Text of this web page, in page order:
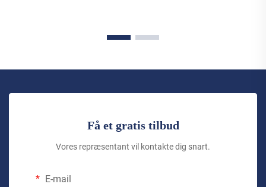
Få et gratis tilbud
Vores repræsentant vil kontakte dig snart.
E-mail